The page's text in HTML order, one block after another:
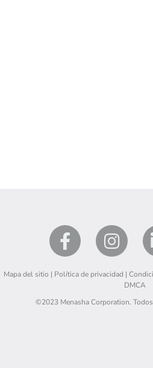
English(Inglés)